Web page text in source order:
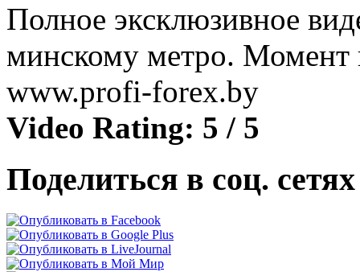
Полное эксклюзивное
минскому метро. Момент
www.profi-forex.by
Video Rating: 5 / 5
Поделиться в соц. сетях